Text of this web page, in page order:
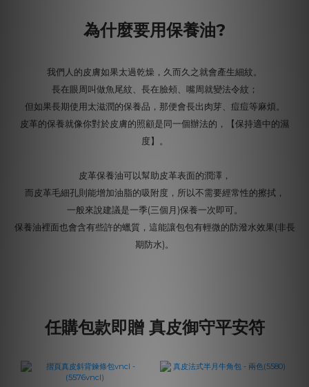
為什麼要用保養油?
我們人的皮膚如果太過乾燥，久而久之就會產生細紋。
長在眼周叫做魚尾紋、長在臉頰、嘴周就變法令紋；
但如果長期使用太滋潤的保養品，那便會長出肉芽、痘痘等麻煩。
皮革的保養就像你對於皮膚的照顧是同一個辦法的，【保持適中的濕
度】。
皮革保養油可以幫助皮革表面的潤澤，
而皮革毛細孔則能增加油脂的吸附度，所以不需要經常性的擦拭，
一般來說建議是一季(三個月)保養一次即可。
保養油裡面也會含有些許的蠟質，這能讓包包有輕微的防潑水效果(非長
期防水)。
任購包款即贈 真皮御守平安符